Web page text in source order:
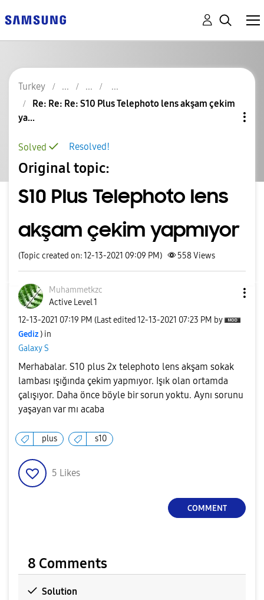
Turkey
Re: Re: Re: S10 Plus Telephoto lens akşam çekim
ya...
Resolved!
Solved
Original topic:
S10 Plus Telephoto lens
akşam çekim yapmıyor
(Topic created on: 12-13-2021 09:09 PM) 558Views
Muhammetkzc
Active Level 1
‎12-13-2021 07:19 PM (Last edited ‎12-13-2021 07:23 PM by
Gediz ) in
Galaxy S
Merhabalar. S10 plus 2x telephoto lens akşam sokak
lambası ışığında çekim yapmıyor. Işık olan ortamda
çalışıyor. Daha önce böyle bir sorun yoktu. Aynı sorunu
yaşayan var mı acaba
plus s10
5 Likes
COMMENT
8 Comments
Solution